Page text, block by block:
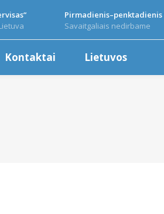
Pirmadienis–penktadienis
Savaitgaliais nedirbame
Kontaktai Lietuvos